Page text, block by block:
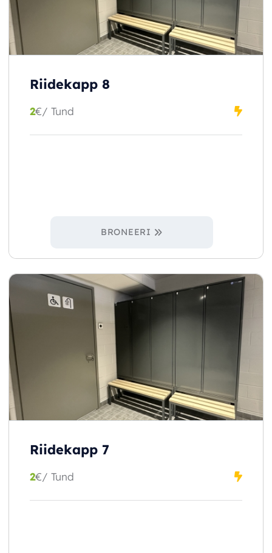
Riidekapp 8
2€/ Tund
BRONEERI
Riidekapp 7
2€/ Tund